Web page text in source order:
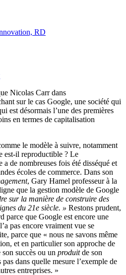
RD
Nicolas Carr dans
sur le cas Google, une société qui
est désormais l’une des premières
en termes de capitalisation
le modèle à suivre, notamment
est-il reproductible ? Le
de nombreuses fois été disséqué et
écoles de commerce. Dans son
, Gary Hamel professeur à la
que la gestion modèle de Google
sur la manière de construire des
du 21e siècle. » Restons prudent,
parce que Google est encore une
pas encore vraiment vue se
parce que « nous ne savons même
et en particulier son approche de
son succès ou un produitde son
dans quelle mesure l’exemple de
entreprises. »